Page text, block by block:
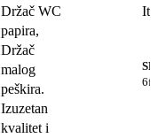
Držač WC
papira,
Držač
malog
peškira.
Izuzetan
kvalitet i